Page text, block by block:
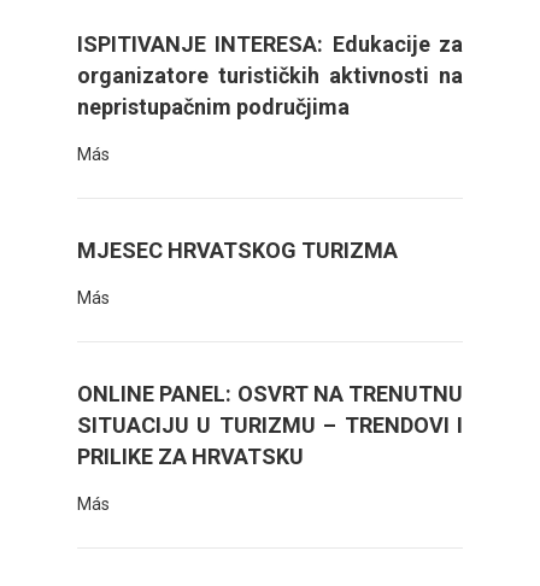
ISPITIVANJE INTERESA: Edukacije za
organizatore turističkih aktivnosti na
nepristupačnim područjima
Más
MJESEC HRVATSKOG TURIZMA
Más
ONLINE PANEL: OSVRT NA TRENUTNU
SITUACIJU U TURIZMU – TRENDOVI I
PRILIKE ZA HRVATSKU
Más